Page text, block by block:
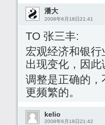
潘大
2008年6月18日21:41
TO 张三丰:
宏观经济和银
出现变化，因
调整是正确的
更频繁的。
kelio
2008年6月18日21:42